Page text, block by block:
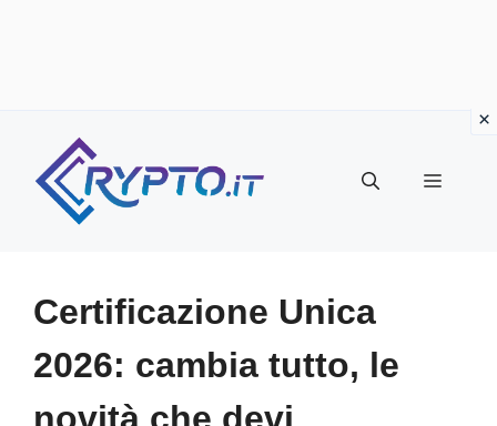
contenuto
Menu
Certificazione Unica
2026: cambia tutto, le